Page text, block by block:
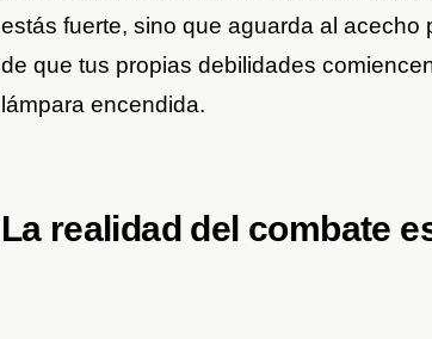
estás fuerte, sino que aguarda al acecho
de que tus propias debilidades
lámpara encendida.
La realidad del combate